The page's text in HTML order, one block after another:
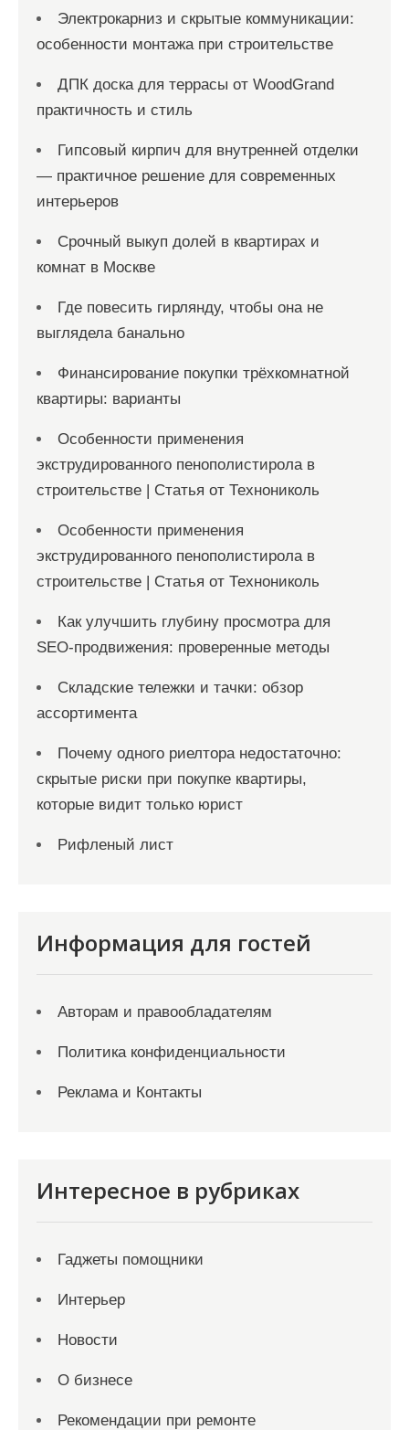
Электрокарниз и скрытые коммуникации:
особенности монтажа при строительстве
ДПК доска для террасы от WoodGrand
практичность и стиль
Гипсовый кирпич для внутренней отделки
— практичное решение для современных
интерьеров
Срочный выкуп долей в квартирах и
комнат в Москве
Где повесить гирлянду, чтобы она не
выглядела банально
Финансирование покупки трёхкомнатной
квартиры: варианты
Особенности применения
экструдированного пенополистирола в
строительстве | Статья от Технониколь
Особенности применения
экструдированного пенополистирола в
строительстве | Статья от Технониколь
Как улучшить глубину просмотра для
SEO-продвижения: проверенные методы
Складские тележки и тачки: обзор
ассортимента
Почему одного риелтора недостаточно:
скрытые риски при покупке квартиры,
которые видит только юрист
Рифленый лист
Информация для гостей
Авторам и правообладателям
Политика конфиденциальности
Реклама и Контакты
Интересное в рубриках
Гаджеты помощники
Интерьер
Новости
О бизнесе
Рекомендации при ремонте